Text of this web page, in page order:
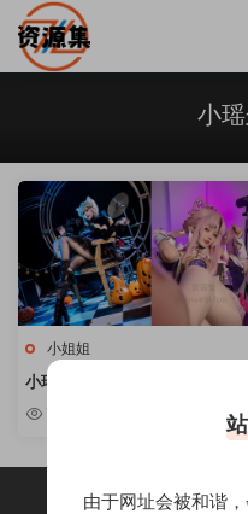
小
小姐姐
小瑶幺幺 – 性感可爱写真合集 [持
续更新]
7.55w
由于网址会被和谐